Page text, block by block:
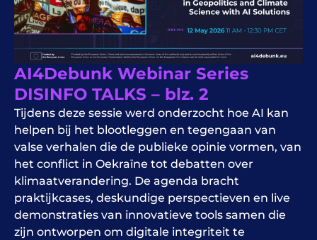
AI4Debunk Webinar Series
DISINFO TALKS – blz. 2
Tijdens deze sessie werd onderzocht hoe AI kan
helpen bij het blootleggen en tegengaan van
valse verhalen die de publieke opinie vormen, van
het conflict in Oekraïne tot debatten over
klimaatverandering. De agenda bracht
praktijkcases, deskundige perspectieven en live
demonstraties van innovatieve tools samen die
zijn ontworpen om digitale integriteit te